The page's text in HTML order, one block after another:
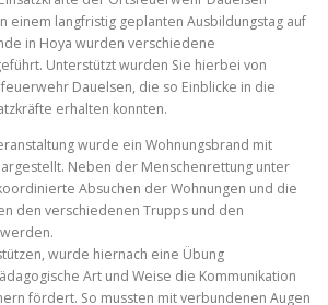
einem langfristig geplanten Ausbildungstag auf
in Hoya wurden verschiedene
Unterstützt wurden Sie hierbei von
Dauelsen, die so Einblicke in die
erhalten konnten.
wurde ein Wohnungsbrand mit
Neben der Menschenrettung unter
Absuchen der Wohnungen und die
den verschiedenen Trupps und den
wurde hiernach eine Übung
Art und Weise die Kommunikation
fördert. So mussten mit verbundenen Augen